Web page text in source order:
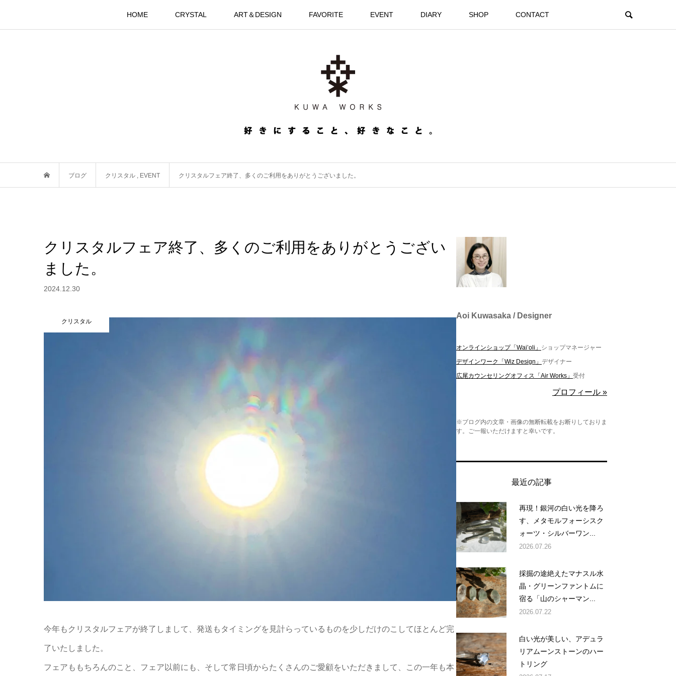
HOME CRYSTAL ART＆DESIGN FAVORITE EVENT DIARY SHOP CONTACT
ブログ クリスタル , EVENT クリスタルフェア終了、多くのご利用をありがとうございました。
クリスタルフェア終了、多くのご利用をありがとうござい
ました。
2024.12.30
クリスタル
今年もクリスタルフェアが終了しまして、発送もタイミングを見計らっているものを少しだけのこしてほとんど完
了いたしました。
フェアももちろんのこと、フェア以前にも、そして常日頃からたくさんのご愛顧をいただきまして、この一年も本
Aoi Kuwasaka / Designer
オンラインショップ「Wai’oli」 ショップマネージャー
デザインワーク「Wiz Design」 デザイナー
広尾カウンセリングオフィス「Air Works」 受付
プロフィール »
※ブログ内の文章・画像の無断転載をお断りしておりま
す。ご一報いただけますと幸いです。
最近の記事
再現！銀河の白い光を降ろ
す、メタモルフォーシスク
ォーツ・シルバーワン...
2026.07.26
採掘の途絶えたマナスル水
晶・グリーンファントムに
宿る「山のシャーマン...
2026.07.22
白い光が美しい、アデュラ
リアムーンストーンのハー
トリング